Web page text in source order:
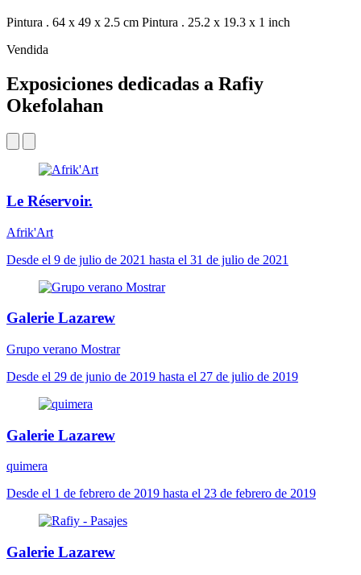
Pintura . 64 x 49 x 2.5 cm Pintura . 25.2 x 19.3 x 1 inch
Vendida
Exposiciones dedicadas a Rafiy
Okefolahan
Le Réservoir.
Afrik'Art
Desde el 9 de julio de 2021 hasta el 31 de julio de 2021
Galerie Lazarew
Grupo verano Mostrar
Desde el 29 de junio de 2019 hasta el 27 de julio de 2019
Galerie Lazarew
quimera
Desde el 1 de febrero de 2019 hasta el 23 de febrero de 2019
Galerie Lazarew